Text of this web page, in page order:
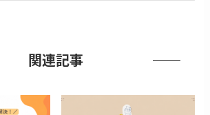
関連記事